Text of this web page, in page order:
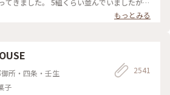
しょうからお店を後にしました。 またこの
す💙 #電車旅 #喫茶ソワレ #喫
しました。 店内の雰囲気は、暗めの照明で
ていて良い雰囲気でした。 美味しくいただ
てきました。 5組くらい並んでいましたが、
んなりと入店できました。 昔ながらのお店
狭い店内ですが、運良く2階の窓辺の 小さな
は 天井の梁や調度品もシックで美しく 昭
ますが、 お客さんは若い観光客の方が多
もすごく近いのですが、 コーナーだったの
の時間を過ごせました✨ ゆるり京都の街歩
できた素敵な1日でした。 ・ ・ #私のことり
もっとみる
所・四条・壬生
子
2541